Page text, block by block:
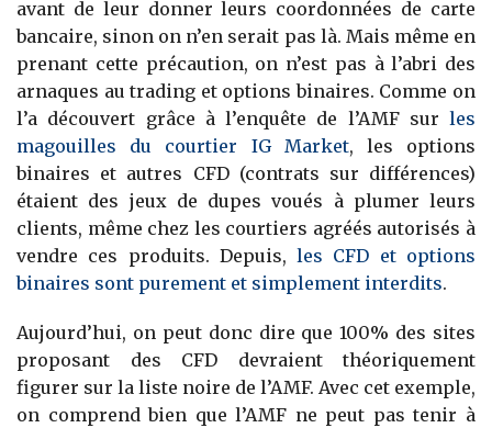
avant de leur donner leurs coordonnées de carte
bancaire, sinon on n’en serait pas là. Mais même en
prenant cette précaution, on n’est pas à l’abri des
arnaques au trading et options binaires. Comme on
l’a découvert grâce à l’enquête de l’AMF sur les
magouilles du courtier IG Market, les options
binaires et autres CFD (contrats sur différences)
étaient des jeux de dupes voués à plumer leurs
clients, même chez les courtiers agréés autorisés à
vendre ces produits. Depuis,les CFD et options
binaires sont purement et simplement interdits.
Aujourd’hui, on peut donc dire que 100% des sites
proposant des CFD devraient théoriquement
figurer sur la liste noire de l’AMF. Avec cet exemple,
on comprend bien que l’AMF ne peut pas tenir à